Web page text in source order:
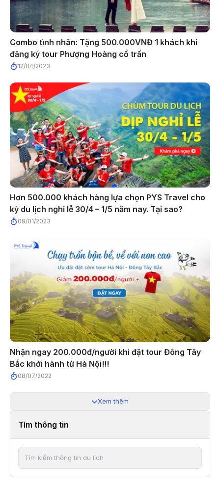
Tìm thông tin
Combo tình nhân: Tặng 500.000VNĐ 1 khách khi
đăng ký tour Phượng Hoàng cổ trấn
12/04/2023
Hơn 500.000 khách hàng lựa chọn PYS Travel cho
kỳ du lịch nghỉ lễ 30/4 – 1/5 năm nay. Tại sao?
09/01/2023
Nhận ngay 200.000đ/người khi đặt tour Đông Tây
Bắc khởi hành từ Hà Nội!!!
08/07/2022
Xem thêm